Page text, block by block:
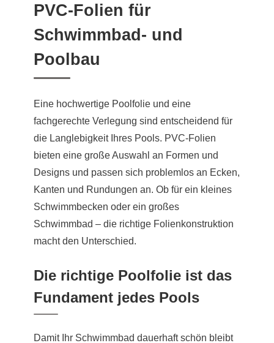
PVC-Folien für
Schwimmbad- und
Poolbau
Eine hochwertige Poolfolie und eine
fachgerechte Verlegung sind entscheidend für
die Langlebigkeit Ihres Pools. PVC-Folien
bieten eine große Auswahl an Formen und
Designs und passen sich problemlos an Ecken,
Kanten und Rundungen an. Ob für ein kleines
Schwimmbecken oder ein großes
Schwimmbad – die richtige Folienkonstruktion
macht den Unterschied.
Die richtige Poolfolie ist das
Fundament jedes Pools
Damit Ihr Schwimmbad dauerhaft schön bleibt